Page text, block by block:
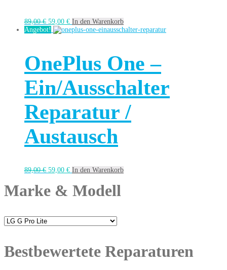
89,00€ 59,00 € In den Warenkorb
Angebot!
OnePlus One –
Ein/Ausschalter
Reparatur /
Austausch
89,00€ 59,00 € In den Warenkorb
Marke & Modell
Bestbewertete Reparaturen